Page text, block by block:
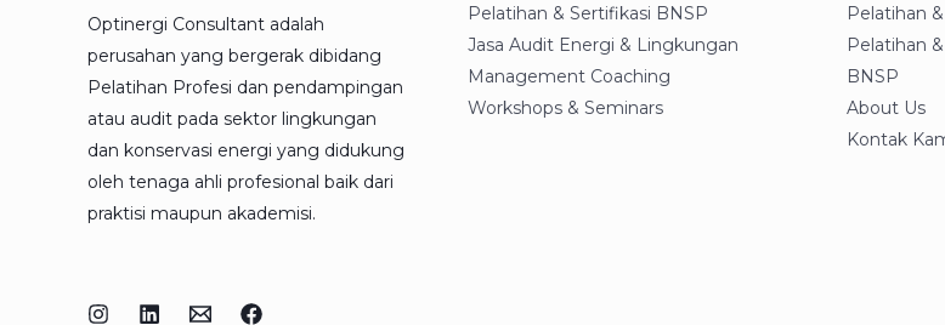
Optinergi Consultant adalah
perusahan yang bergerak dibidang
Pelatihan Profesi dan pendampingan
atau audit pada sektor lingkungan
dan konservasi energi yang didukung
oleh tenaga ahli profesional baik dari
praktisi maupun akademisi.
Pelatihan & Sertifikasi BNSP
Jasa Audit Energi & Lingkungan
Management Coaching
Workshops & Seminars
Pelatihan
Pelatihan
BNSP
About Us
Kontak